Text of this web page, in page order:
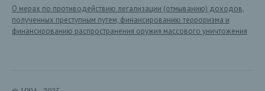
О мерах по противодействию легализации (отмыванию) доходов,
полученных преступным путем, финансированию терроризма и
финансированию распространения оружия массового уничтожения